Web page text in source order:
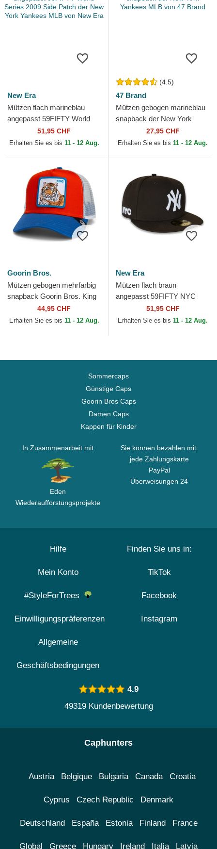
New Era
Mützen flach marineblau
angepasst 59FIFTY World
Series 2009 Side Patch der
New York Yankees MLB...
51,95 CHF
Erhalten Sie es bis 11 - 12 Aug.
(4.5)
47 Brand
Mützen gebogen marineblau
snapback der New York
Yankees MLB von 47 Brand
27,95 CHF
Erhalten Sie es bis 11 - 12 Aug.
Goorin Bros.
Mützen gebogen mehrfarbig
snapback Goorin Bros. King
Team Tiger Original Recipe
Team Pride The...
44,95 CHF
Erhalten Sie es bis 11 - 12 Aug.
New Era
Mützen flach braun
angepasst 59FIFTY NYC
Side der New York Yankees
MLB von New Era
51,95 CHF
Erhalten Sie es bis 11 - 12 Aug.
Sommercaps
Günstige Caps
Goorin Bros Caps
Damen Caps
Kappen für Kinder
In Zusammenarbeit mit
Eden
Wiederaufforstungsprojekte
Sie können bezahlen mit:
jede Zahlungskarte
PayPal
Überweisungen 24
Hilfe
Mein Konto
#StyleForTrees
Einwilligungspräferenzen
Allgemeine
Geschäftsbedingungen
Finden Sie uns in:
TikTok
Facebook
Instagram
4.9
49319 Kundenbewertung
Caphunters
Austria Belgique Bulgaria Canada Croatia
Cyprus Czech Republic Denmark
Deutschland España Estonia Finland France
Global Greece Hungary Ireland Italia Latvia